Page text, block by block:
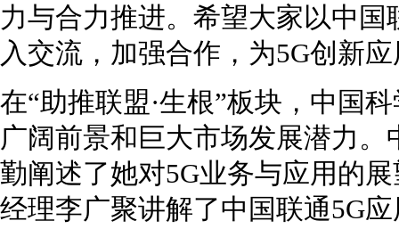
力与合力推进。希望大家以中
入交流，加强合作，为5G创新
在“助推联盟·生根”板块，中国
广阔前景和巨大市场发展潜力
勤阐述了她对5G业务与应用的
经理李广聚讲解了中国联通5G